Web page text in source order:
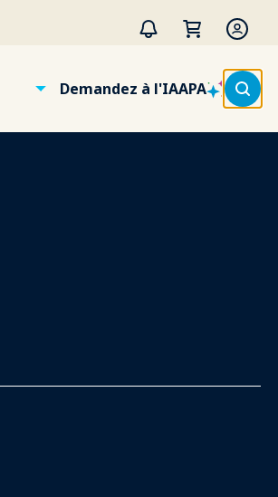
Demandez à l'IAAPA